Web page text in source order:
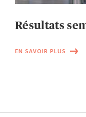
Résultats
EN SAVOIR PLUS